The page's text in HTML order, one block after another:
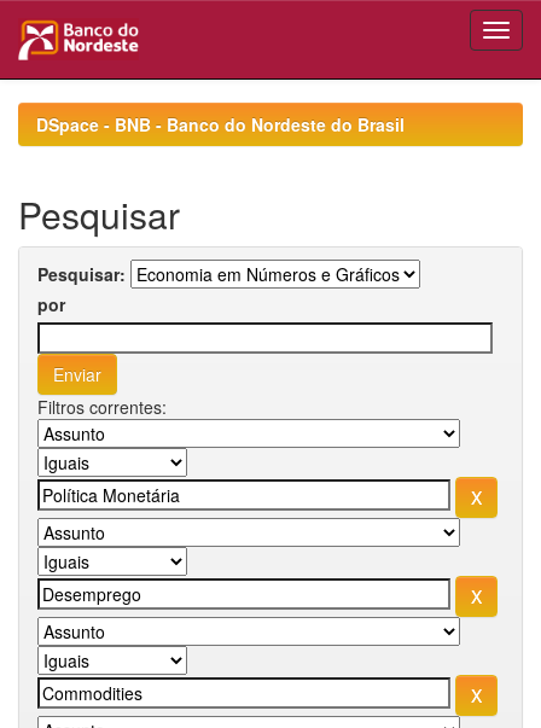
navigationDSpace - BNB - Banco do Nordeste do Brasil
Pesquisar
Pesquisar:
por
Filtros correntes: